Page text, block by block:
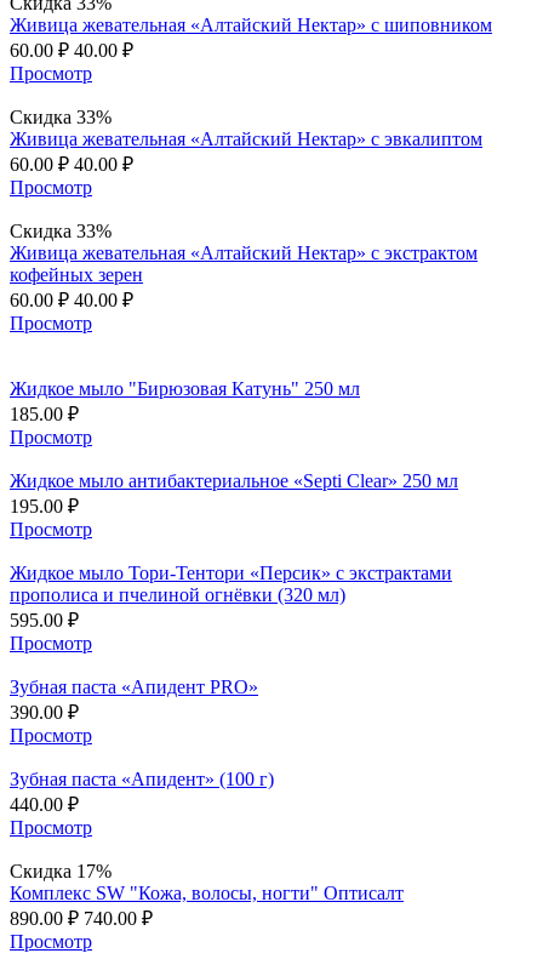
Живица жевательная «Алтайский Нектар» с шиповником
60.00 ₽ 40.00 ₽
Просмотр
Скидка 33%
Живица жевательная «Алтайский Нектар» с эвкалиптом
60.00 ₽ 40.00 ₽
Просмотр
Скидка 33%
Живица жевательная «Алтайский Нектар» с экстрактом
кофейных зерен
60.00 ₽ 40.00 ₽
Просмотр
Жидкое мыло "Бирюзовая Катунь" 250 мл
185.00 ₽
Просмотр
Жидкое мыло антибактериальное «Septi Clear» 250 мл
195.00 ₽
Просмотр
Жидкое мыло Тори-Тентори «Персик» с экстрактами
прополиса и пчелиной огнёвки (320 мл)
595.00 ₽
Просмотр
Зубная паста «Апидент PRO»
390.00 ₽
Просмотр
Зубная паста «Апидент» (100 г)
440.00 ₽
Просмотр
Скидка 17%
Комплекс SW "Кожа, волосы, ногти" Оптисалт
890.00 ₽ 740.00 ₽
Просмотр